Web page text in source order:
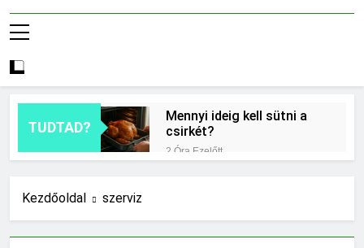
TUDTAD?
Mennyi ideig kell sütni a
csirkét?
2 Óra Ezelőtt
Mit jelent az alacsony
vérnyomás?
Kezdőoldal szerviz